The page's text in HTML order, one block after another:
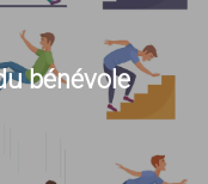
bénévole